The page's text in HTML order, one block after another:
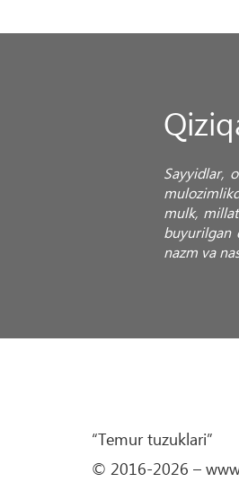
Sayyidlar,
mulk,
buyurilgan
nazm va
“Temur tuzuklari”
© 2016-2026 –